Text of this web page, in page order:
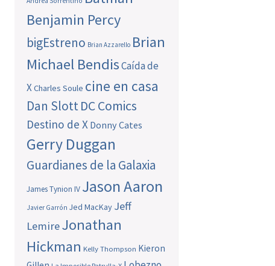
Benjamin Percy
bigEstreno Brian Azzarello Brian
Michael BendisCaída de
XCharles Soule cine en casa
Dan SlottDC Comics
Destino de X Donny Cates
Gerry Duggan
Guardianes de la Galaxia
James Tynion IV Jason Aaron
Javier Garrón Jed MacKay Jeff
LemireJonathan
Hickman Kelly Thompson Kieron